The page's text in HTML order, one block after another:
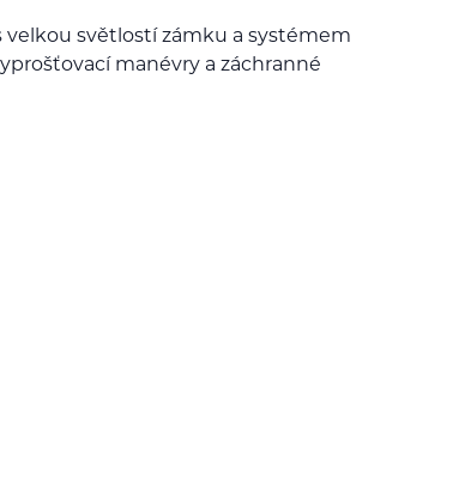
velkou světlostí zámku a systémem
manévry a záchranné